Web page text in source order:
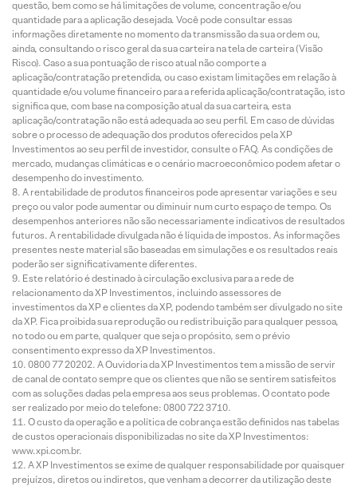
questão, bem como se há limitações de volume, concentração e/ou
quantidade para a aplicação desejada. Você pode consultar essas
informações diretamente no momento da transmissão da sua ordem ou,
ainda, consultando o risco geral da sua carteira na tela de carteira (Visão
Risco). Caso a sua pontuação de risco atual não comporte a
aplicação/contratação pretendida, ou caso existam limitações em relação à
quantidade e/ou volume financeiro para a referida aplicação/contratação, isto
significa que, com base na composição atual da sua carteira, esta
aplicação/contratação não está adequada ao seu perfil. Em caso de dúvidas
sobre o processo de adequação dos produtos oferecidos pela XP
Investimentos ao seu perfil de investidor, consulte o FAQ. As condições de
mercado, mudanças climáticas e o cenário macroeconômico podem afetar o
desempenho do investimento.
A rentabilidade de produtos financeiros pode apresentar variações e seu
preço ou valor pode aumentar ou diminuir num curto espaço de tempo. Os
desempenhos anteriores não são necessariamente indicativos de resultados
futuros. A rentabilidade divulgada não é líquida de impostos. As informações
presentes neste material são baseadas em simulações e os resultados reais
poderão ser significativamente diferentes.
Este relatório é destinado à circulação exclusiva para a rede de
relacionamento da XP Investimentos, incluindo assessores de
investimentos da XP e clientes da XP, podendo também ser divulgado no site
da XP. Fica proibida sua reprodução ou redistribuição para qualquer pessoa,
no todo ou em parte, qualquer que seja o propósito, sem o prévio
consentimento expresso da XP Investimentos.
0800 77 20202. A Ouvidoria da XP Investimentos tem a missão de servir
de canal de contato sempre que os clientes que não se sentirem satisfeitos
com as soluções dadas pela empresa aos seus problemas. O contato pode
ser realizado por meio do telefone: 0800 722 3710.
O custo da operação e a política de cobrança estão definidos nas tabelas
de custos operacionais disponibilizadas no site da XP Investimentos:
www.xpi.com.br.
A XP Investimentos se exime de qualquer responsabilidade por quaisquer
prejuízos, diretos ou indiretos, que venham a decorrer da utilização deste